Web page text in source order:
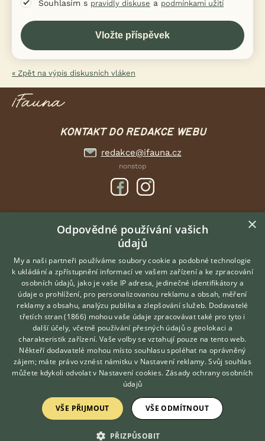
Souhlasím s pravidly diskuse a podmínkami užití
« Zpět na výpis diskusních vláken
KONTAKT DO REDAKCE WEBU
redakce@ifauna.cz
nonstop
DOMOVSKÁ STRÁNKA
INZERCE
DISKUSE
ČLÁNKY
O nás
Kontakt
Možnosti zvýraznění inzerátů
Podmínky užití
Zpracování osobních údajů
Přihlášení
Registrace
Hledáte zvířecího kamaráda?
Zdarma vám poradí
VETERINÁŘ ONLINE
KONZULTOVAT S
VETERINÁŘEM
×
Odpovědné používání vašich
údajů
My a naši partneři používáme soubory cookie a podobné technologie
k ukládání a zpřístupnění informací ve vašem zařízení a ke zpracování
osobních údajů, jako je vaše IP adresa, jedinečné identifikátory a
údaje o prohlížení, pro personalizovanou reklamu a obsah, měření
reklamy a obsahu, analýzu publika a zlepšování služeb. Dodavatelé
třetích stran (1866) mohou vaše údaje zpracovávat také pro tyto i
další účely, včetně používání přesných údajů o geolokaci a
charakteristik zařízení. Vaše volby se vztahují pouze na tento web.
Někteří dodavatelé mohou místo souhlasu spoléhat na oprávněný
zájem; máte právo vznést námitku v Nastavení reklamy. Svůj souhlas
můžete kdykoli odvolat v Nastavení cookies. Zásady ochrany osobních
údajů
VŠE PŘIJMOUT VŠE ODMÍTNOUT
PŘIZPŮSOBIT